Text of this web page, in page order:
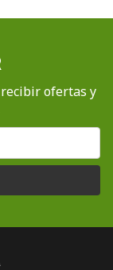
ofertas y